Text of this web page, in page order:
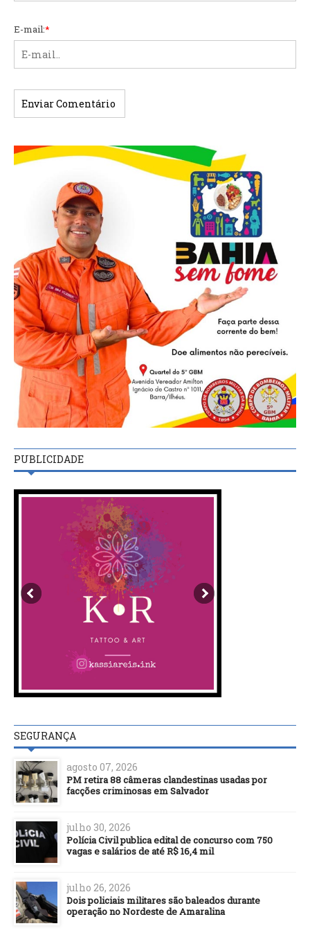
E-mail:*
PUBLICIDADE
SEGURANÇA
agosto 07, 2026
PM retira 88 câmeras clandestinas usadas por
facções criminosas em Salvador
julho 30, 2026
Polícia Civil publica edital de concurso com 750
vagas e salários de até R$ 16,4 mil
julho 26, 2026
Dois policiais militares são baleados durante
operação no Nordeste de Amaralina